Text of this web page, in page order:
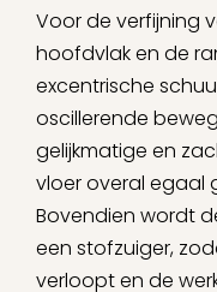
Voor de verfijning
hoofdvlak en de
excentrische
oscillerende
gelijkmatige en
vloer overal egaal
Bovendien wordt
een stofzuiger,
verloopt en de